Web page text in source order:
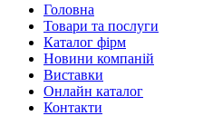
Головна
Товари та послуги
Каталог фірм
Новини компаній
Виставки
Онлайн каталог
Контакти